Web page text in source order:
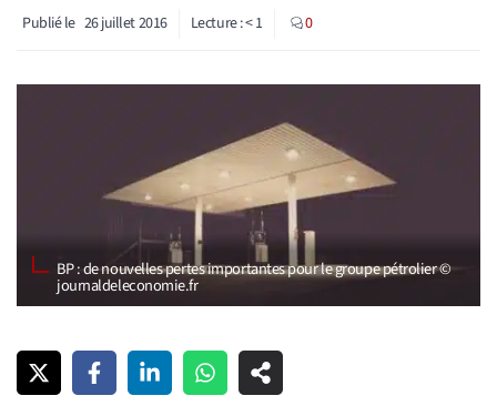
Publié le 26 juillet 2016 Lecture :< 1 0
BP : de nouvelles pertes importantes pour le groupe pétrolier ©
journaldeleconomie.fr